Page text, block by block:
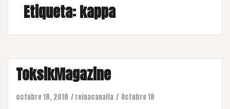
Etiqueta:kappa
ToksikMagazine
octubre 18, 2018 reinacanalla Octubre 18